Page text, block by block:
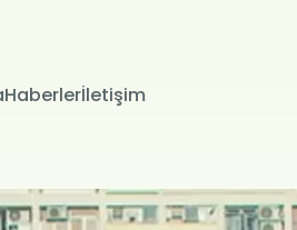
Haberlerİletişim
internet sitesini ziyaret
gelen ilkelerindendir. Bu Çerez